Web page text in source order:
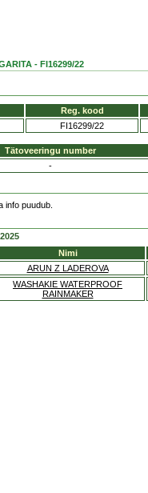
- FI16299/22
Reg. kood
FI16299/22
Tätoveeringu number
-
info puudub.
Nimi
ARUN Z LADEROVA
WASHAKIE WATERPROOF
RAINMAKER